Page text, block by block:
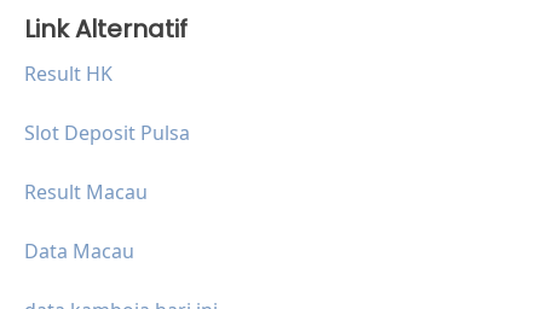
Link Alternatif
Result HK
Slot Deposit Pulsa
Result Macau
Data Macau